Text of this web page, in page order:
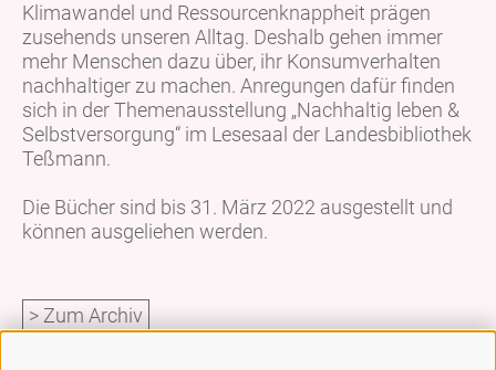
Klimawandel und Ressourcenknappheit prägen
zusehends unseren Alltag. Deshalb gehen immer
mehr Menschen dazu über, ihr Konsumverhalten
nachhaltiger zu machen. Anregungen dafür finden
sich in der Themenausstellung „Nachhaltig leben &
Selbstversorgung“ im Lesesaal der Landesbibliothek
Teßmann.
Die Bücher sind bis 31. März 2022 ausgestellt und
können ausgeliehen werden.
> Zum Archiv